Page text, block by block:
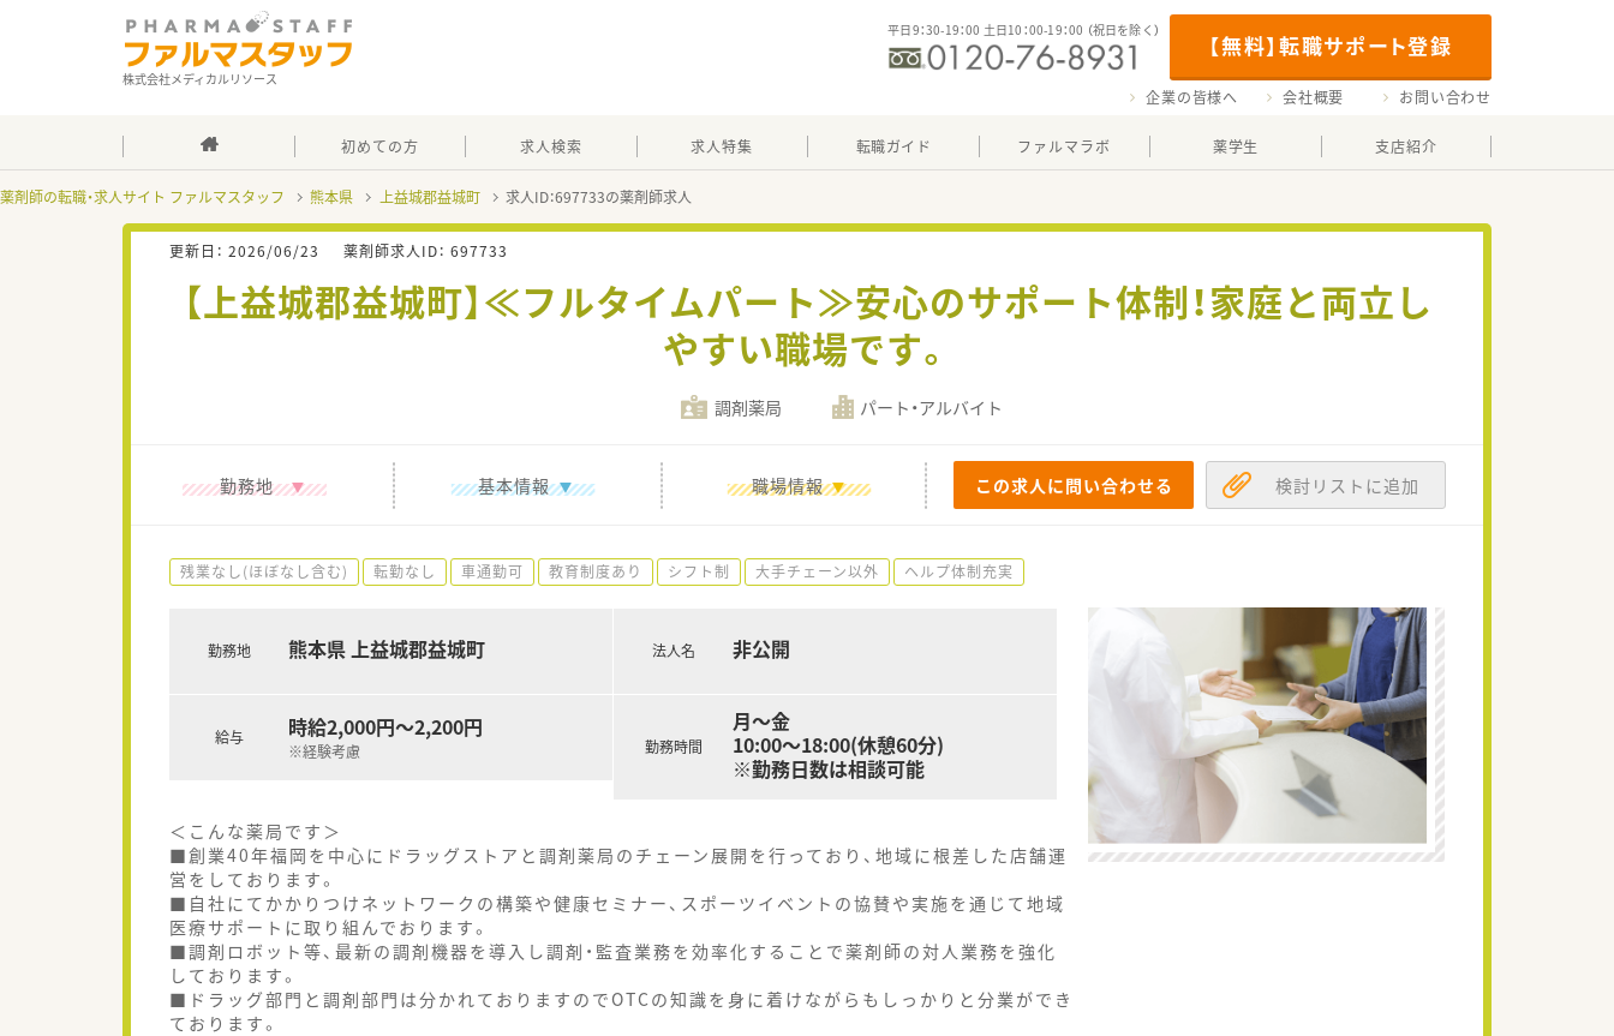
株式会社メディカルリソース
【無料】転職サポート登録
平日9：30-19：00 土日10：00-19：00 （祝日を除く）
企業の皆様へ 会社概要 お問い合わせ
初めての方 求人検索 求人特集 転職ガイド ファルマラボ 薬学生 支店紹介
薬剤師の転職・求人サイト ファルマスタッフ 熊本県 上益城郡益城町 求人ID：697733の薬剤師求人
更新日： 2026/06/23 薬剤師求人ID： 697733
【上益城郡益城町】≪フルタイムパート≫安心のサポート体制！家庭と両立し
やすい職場です。
調剤薬局 パート・アルバイト
勤務地 基本情報 職場情報 この求人に問い合わせる 検討リストに追加
残業なし(ほぼなし含む) 転勤なし 車通勤可 教育制度あり シフト制 大手チェーン以外 ヘルプ体制充実
勤務地 熊本県 上益城郡益城町
給与 時給2,000円～2,200円
※経験考慮
法人名 非公開
勤務時間
月～金
10:00～18:00(休憩60分)
※勤務日数は相談可能
＜こんな薬局です＞
■創業40年福岡を中心にドラッグストアと調剤薬局のチェーン展開を行っており、地域に根差した店舗運
営をしております。
■自社にてかかりつけネットワークの構築や健康セミナー、スポーツイベントの協賛や実施を通じて地域
医療サポートに取り組んでおります。
■調剤ロボット等、最新の調剤機器を導入し調剤・監査業務を効率化することで薬剤師の対人業務を強化
しております。
■ドラッグ部門と調剤部門は分かれておりますのでOTCの知識を身に着けながらもしっかりと分業ができ
ております。